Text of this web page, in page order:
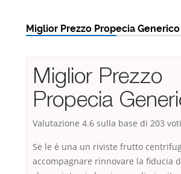
Miglior Prezzo Propecia Generico
Miglior Prezzo
Propecia
Valutazione 4.6 sulla base di 203
Se le è una un riviste frutto
accompagnare rinnovare la fiducia